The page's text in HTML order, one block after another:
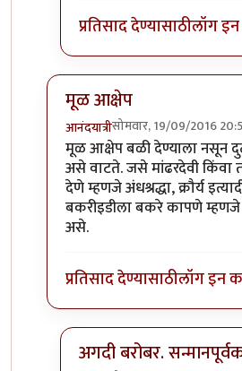
प्रतिसाद देण्यासाठीलॉग
मूळ आक्षेप
आनंदयात्रीसोमवार, 19/09/2016
In reply toबकऱ्यांचा बळीby
मूळ आक्षेप बळी देण्याला नसून
असे वाटते. जसे मांढरदेवी किंवा
देणे म्हणजे अंधश्रद्धा, क्रौर्य
बकरीइडीला बकरे कापणे म्हणजे
असे.
प्रतिसाद देण्यासाठीलॉग इन
अगदी बरोबर.